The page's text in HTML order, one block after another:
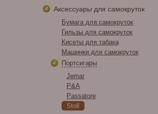
Аксессуары для самокруток
Бумага для самокруток
Гильзы для самокруток
Кисеты для табака
Машинки для самокруток
Портсигары
Jemar
P&A
Passatore
Stoll